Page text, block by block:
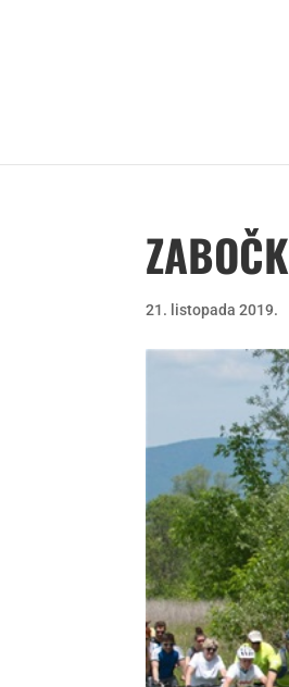
21. listopada 2019.